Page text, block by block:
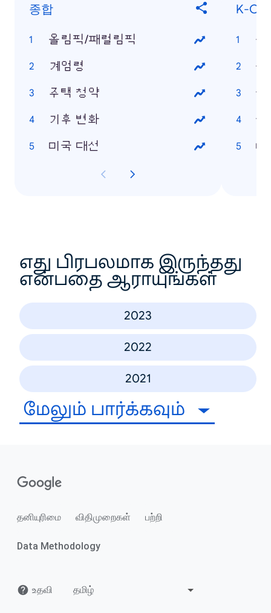
종합
올림픽/패럴림픽
계엄령
주택 청약
기후 변화
미국 대선
K-
눈
살
선
내
எது பிரபலமாக இருந்தது
என்பதை ஆராயுங்கள்
2023
2022
2021
மேலும் பார்க்கவும்
தனியுரிமை விதிமுறைகள் பற்றி
Data Methodology
உதவி